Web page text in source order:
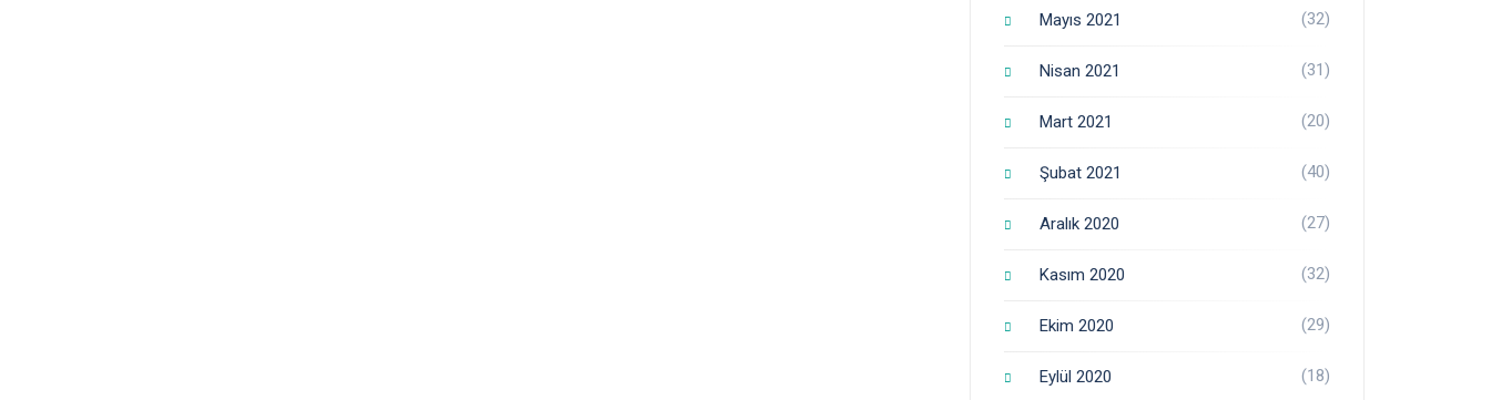
Mayıs 2021 (32)
Nisan 2021 (31)
Mart 2021 (20)
Şubat 2021 (40)
Aralık 2020 (27)
Kasım 2020 (32)
Ekim 2020 (29)
Eylül 2020 (18)